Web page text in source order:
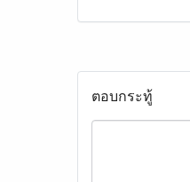
ตอบกระทู้